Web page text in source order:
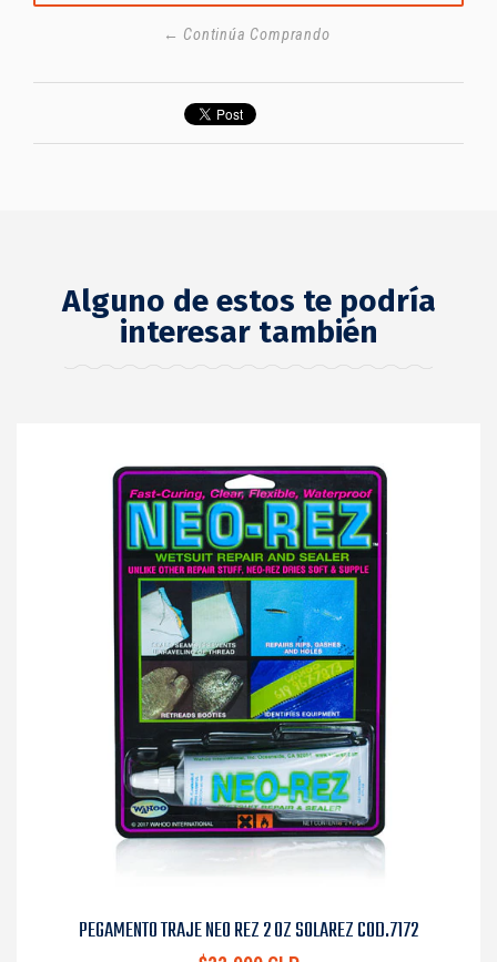
← Continúa Comprando
Alguno de estos te podría
interesar también
PEGAMENTO TRAJE NEO REZ 2 OZ SOLAREZ COD.7172